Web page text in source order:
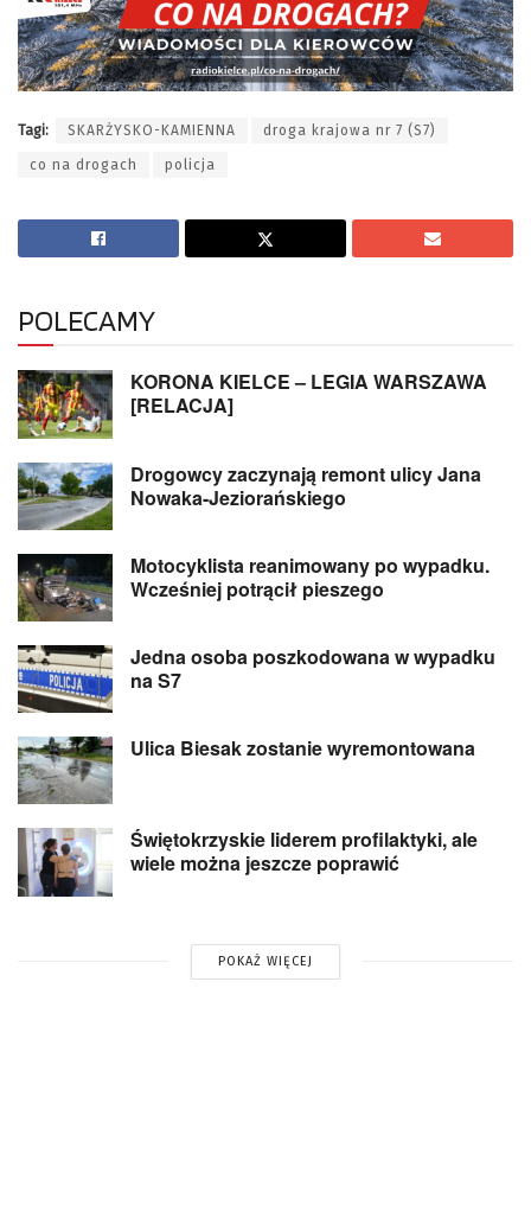
Tagi: SKARŻYSKO-KAMIENNA droga krajowa nr 7 (S7)
co na drogach policja
POLECAMY
KORONA KIELCE – LEGIA WARSZAWA
[RELACJA]
Drogowcy zaczynają remont ulicy Jana
Nowaka-Jeziorańskiego
Motocyklista reanimowany po wypadku.
Wcześniej potrącił pieszego
Jedna osoba poszkodowana w wypadku
na S7
Ulica Biesak zostanie wyremontowana
Świętokrzyskie liderem profilaktyki, ale
wiele można jeszcze poprawić
POKAŻ WIĘCEJ